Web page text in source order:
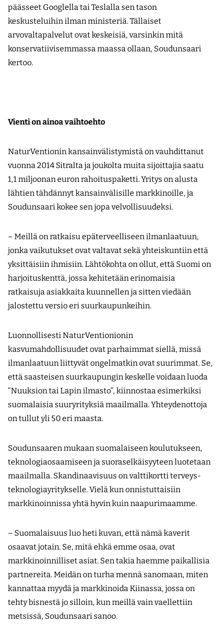
päässeet Googlella tai Teslalla sen tason
keskusteluihin ilman ministeriä. Tällaiset
arvovaltapalvelut ovat keskeisiä, varsinkin mitä
konservatiivisemmassa maassa ollaan, Soudunsaari
kertoo.
Vienti on ainoa vaihtoehto
NaturVentionin kansainvälistymistä on vauhdittanut
vuonna 2014 Sitralta ja joukolta muita sijoittajia saatu
1,1 miljoonan euron rahoituspaketti. Yritys on alusta
lähtien tähdännyt kansainvälisille markkinoille, ja
Soudunsaari kokee sen jopa velvollisuudeksi.
– Meillä on ratkaisu epäterveelliseen ilmanlaatuun,
jonka vaikutukset ovat valtavat sekä yhteiskuntiin että
yksittäisiin ihmisiin. Lähtökohta on ollut, että Suomi on
harjoituskenttä, jossa kehitetään erinomaisia
ratkaisuja asiakkaita kuunnellen ja sitten viedään
jalostettu versio eri suurkaupunkeihin.
Luonnollisesti NaturVentionionin
kasvumahdollisuudet ovat parhaimmat siellä, missä
ilmanlaatuun liittyvät ongelmatkin ovat suurimmat. Se,
että saasteisen suurkaupungin keskelle voidaan luoda
“Nuuksion tai Lapin ilmasto”, kiinnostaa esimerkiksi
suomalaisia suuryrityksiä maailmalla. Yhteydenottoja
on tullut yli 50 eri maasta.
Soudunsaaren mukaan suomalaiseen koulutukseen,
teknologiaosaamiseen ja suora­selkäisyyteen luotetaan
maailmalla. Skandinaavisuus on valttikortti terveys­
teknologiayritykselle. Vielä kun onnistuttaisiin
markkinoinnissa yhtä hyvin kuin naapuri­maamme.
– Suomalaisuus luo heti kuvan, että nämä kaverit
osaavat jotain. Se, mitä ehkä emme osaa, ovat
markkinoinnilliset asiat. Sen takia haemme paikallisia
partnereita. Meidän on turha mennä sanomaan, miten
kannattaa myydä ja markkinoida Kiinassa, jossa on
tehty bisnestä jo silloin, kun meillä vain vaellettiin
metsissä, Soudunsaari sanoo.